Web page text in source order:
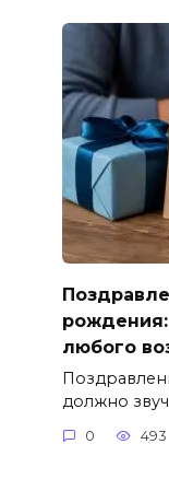
любого
должно
0 493